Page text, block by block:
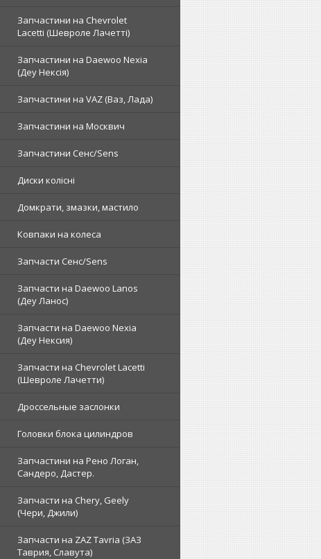
Запчастини на Chevrolet
Lacetti (Шевроле Лачетті)
Запчастини на Daewoo Nexia
(Деу Нексія)
Запчастини на VAZ (Ваз, Лада)
Запчастини на Москвич
Запчастини Сенс/Sens
Диски колісні
Домкрати, змазки, мастило
Ковпаки на колеса
Запчасти Сенс/Sens
Запчасти на Daewoo Lanos
(Деу Ланос)
Запчасти на Daewoo Nexia
(Деу Нексия)
Запчасти на Chevrolet Lacetti
(Шевроле Лачетти)
Дроссельные заслонки
Головки блока цилиндров
Запчастини на Рено Логан,
Сандеро, Дастер.
Запчасти на Chery, Geely
(Чери, Джили)
Запчасти на ZAZ Tavria (ЗАЗ
Таврия, Славута)